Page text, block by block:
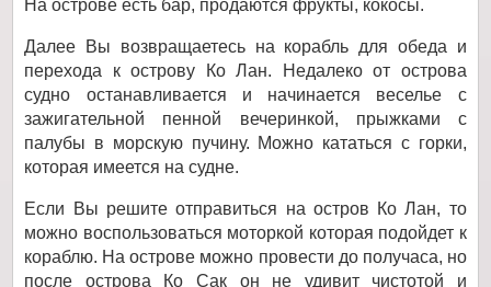
На острове есть бар, продаются фрукты, кокосы.
Далее Вы возвращаетесь на корабль для обеда и
перехода к острову Ко Лан. Недалеко от острова
судно останавливается и начинается веселье с
зажигательной пенной вечеринкой, прыжками с
палубы в морскую пучину. Можно кататься с горки,
которая имеется на судне.
Если Вы решите отправиться на остров Ко Лан, то
можно воспользоваться моторкой которая подойдет к
кораблю. На острове можно провести до получаса, но
после острова Ко Сак он не удивит чистотой и